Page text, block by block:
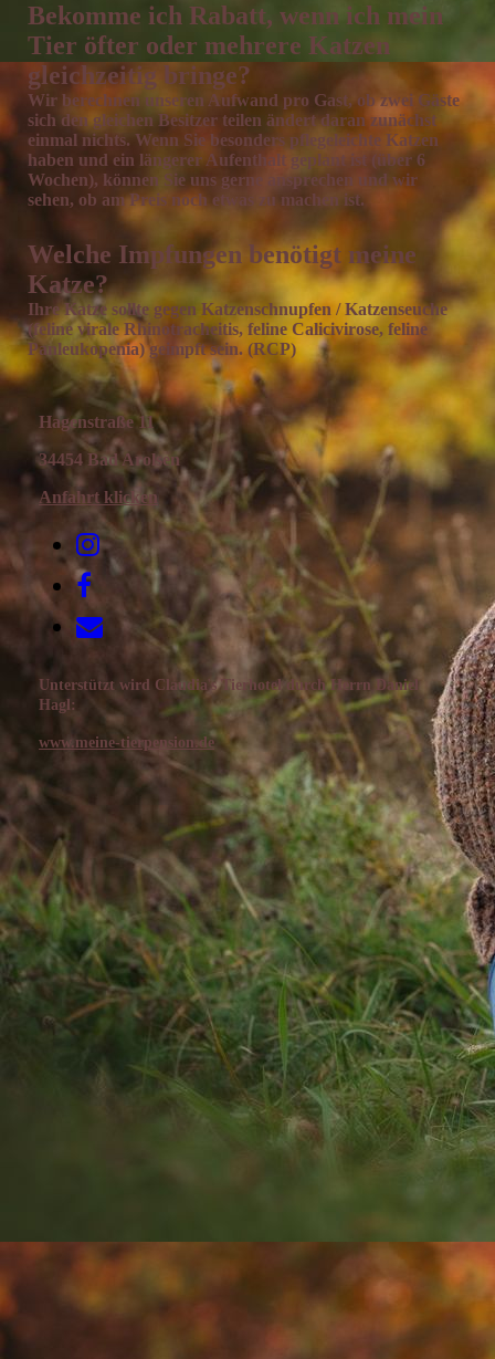
Bekomme ich Rabatt, wenn ich mein
Tier öfter oder mehrere Katzen
gleichzeitig bringe?
Wir berechnen unseren Aufwand pro Gast, ob zwei Gäste
sich den gleichen Besitzer teilen ändert daran zunächst
einmal nichts. Wenn Sie besonders pflegeleichte Katzen
haben und ein längerer Aufenthalt geplant ist (über 6
Wochen), können Sie uns gerne ansprechen und wir
sehen, ob am Preis noch etwas zu machen ist.
Welche Impfungen benötigt meine
Katze?
Ihre Katze sollte gegen Katzenschnupfen / Katzenseuche
(feline virale Rhinotracheitis, feline Calicivirose, feline
Panleukopenia) geimpft sein. (RCP)
Hagenstraße 11
34454 Bad Arolsen
Anfahrt klicken
Unterstützt wird Claudia s Tierhotel durch Herrn Daniel
Hagl:
www.meine-tierpension.de